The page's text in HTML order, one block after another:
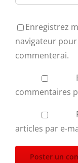
Enregistrez
navigateur
commenterai.
commentaires
articles par e-